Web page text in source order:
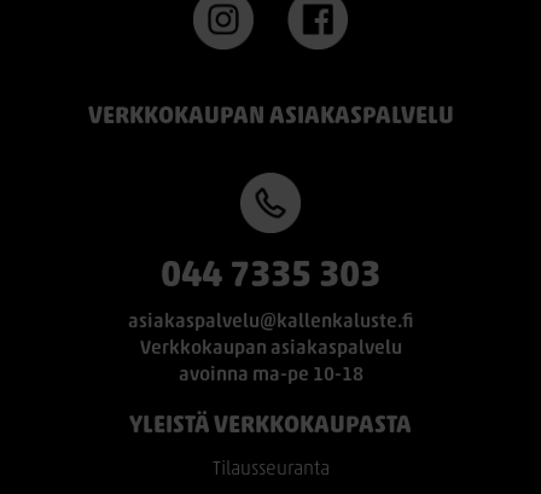
VERKKOKAUPAN ASIAKASPALVELU
044 7335 303
asiakaspalvelu@kallenkaluste.fi
Verkkokaupan asiakaspalvelu
avoinna ma-pe 10-18
YLEISTÄ VERKKOKAUPASTA
Tilausseuranta